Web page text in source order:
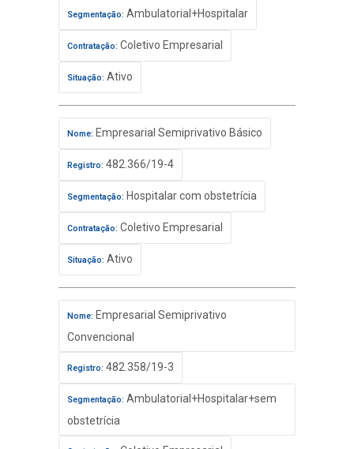
Segmentação: Ambulatorial+Hospitalar
Contratação: Coletivo Empresarial
Situação: Ativo
Nome: Empresarial Semiprivativo Básico
Registro: 482.366/19-4
Segmentação: Hospitalar com obstetrícia
Contratação: Coletivo Empresarial
Situação: Ativo
Nome: Empresarial Semiprivativo
Convencional
Registro: 482.358/19-3
Segmentação: Ambulatorial+Hospitalar+sem
obstetrícia